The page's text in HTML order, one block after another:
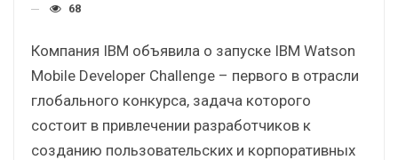
68
Компания IBM объявила о запуске IBM Watson
Mobile Developer Challenge – первого в отрасли
глобального конкурса, задача которого
состоит в привлечении разработчиков к
созданию пользовательских и корпоративных